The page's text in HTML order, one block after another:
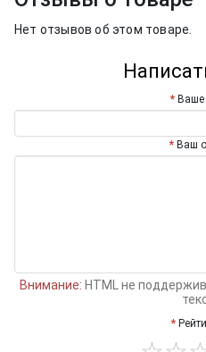
Нет отзывов об этом товаре.
Ваше
Ваш
Внимание: HTML не